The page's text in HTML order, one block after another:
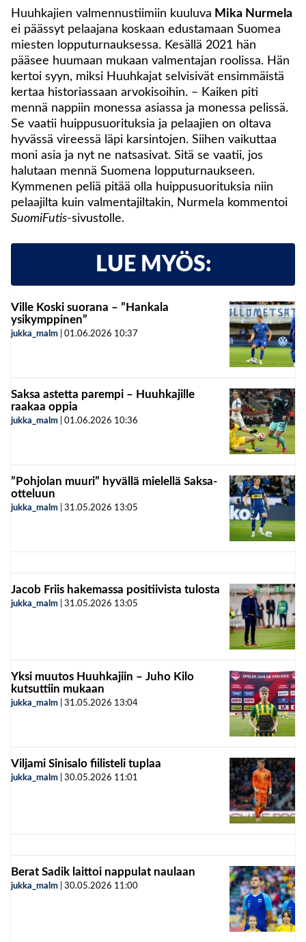
Huuhkajien valmennustiimiin kuuluva Mika Nurmela
ei päässyt pelaajana koskaan edustamaan Suomea
miesten lopputurnauksessa. Kesällä 2021 hän
pääsee huumaan mukaan valmentajan roolissa. Hän
kertoi syyn, miksi Huuhkajat selvisivät ensimmäistä
kertaa historiassaan arvokisoihin. – Kaiken piti
mennä nappiin monessa asiassa ja monessa pelissä.
Se vaatii huippusuorituksia ja pelaajien on oltava
hyvässä vireessä läpi karsintojen. Siihen vaikuttaa
moni asia ja nyt ne natsasivat. Sitä se vaatii, jos
halutaan mennä Suomena lopputurnaukseen.
Kymmenen peliä pitää olla huippusuorituksia niin
pelaajilta kuin valmentajiltakin, Nurmela kommentoi
SuomiFutis-sivustolle.
LUE MYÖS:
Ville Koski suorana – ”Hankala
ysikymppinen”
jukka_malm 01.06.2026 10:37
Saksa astetta parempi – Huuhkajille
raakaa oppia
jukka_malm 01.06.2026 10:36
”Pohjolan muuri” hyvällä mielellä Saksa-
otteluun
jukka_malm 31.05.2026 13:05
Jacob Friis hakemassa positiivista tulosta
jukka_malm 31.05.2026 13:05
Yksi muutos Huuhkajiin – Juho Kilo
kutsuttiin mukaan
jukka_malm 31.05.2026 13:04
Viljami Sinisalo fiilisteli tuplaa
jukka_malm 30.05.2026 11:01
Berat Sadik laittoi nappulat naulaan
jukka_malm 30.05.2026 11:00